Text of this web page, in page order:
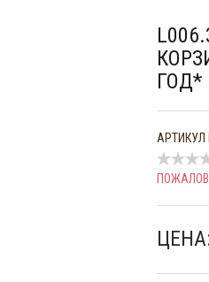
ГОД*
АРТИКУЛ
ЦЕНА: